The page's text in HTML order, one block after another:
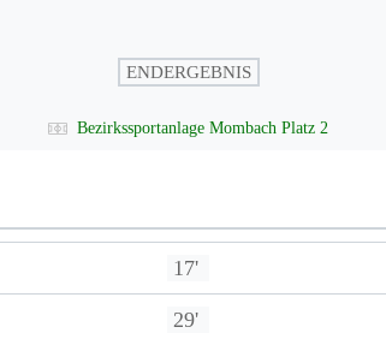
ENDERGEBNIS
Bezirkssportanlage Mombach Platz 2
17'
29'